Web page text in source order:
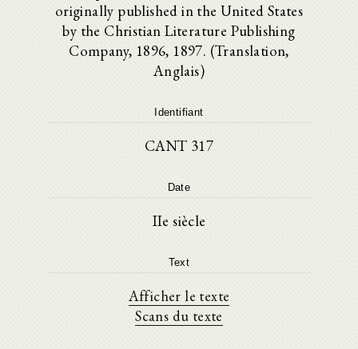
originally published in the United States
by the Christian Literature Publishing
Company, 1896, 1897. (Translation,
Anglais)
Identifiant
CANT 317
Date
IIe siècle
Text
Afficher le texte
Scans du texte